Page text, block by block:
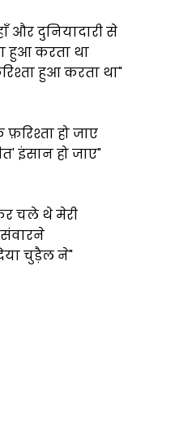
और दुनियादारी से
हुआ करता था
हुआ करता था"
हो जाए
इंसान हो जाए"
चले थे मेरी
चुड़ैल ने"